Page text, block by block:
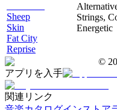
Sheep
Skin
Fat City
Reprise
Strings,
Energetic
©
アプリを入手
関連リンク